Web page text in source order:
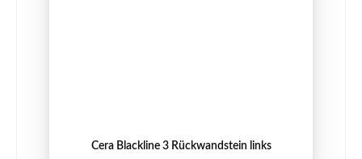
Cera Blackline 3 Rückwandstein links